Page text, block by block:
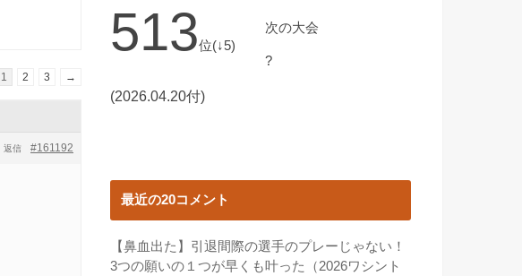
1 2 3 →
#161192
返信
513位(↓5)
(2026.04.20付)
次の大会
?
最近の20コメント
【鼻血出た】引退間際の選手のプレーじゃない！
3つの願いの１つが早くも叶った（2026ワシント